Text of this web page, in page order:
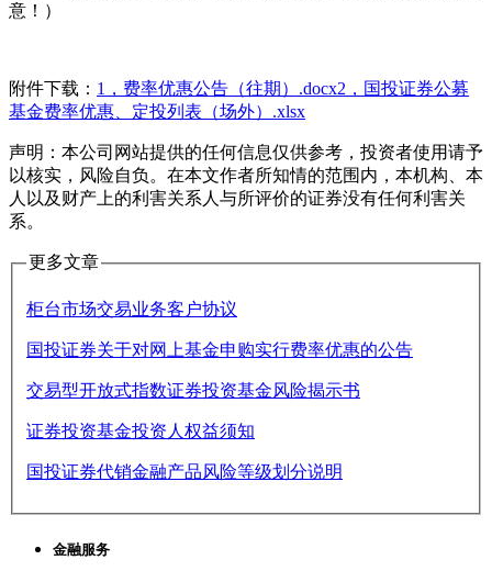
意！）
附件下载： 1，费率优惠公告（往期）.docx2，国投证券公募
基金费率优惠、定投列表（场外）.xlsx
声明：本公司网站提供的任何信息仅供参考，投资者使用请予
以核实，风险自负。在本文作者所知情的范围内，本机构、本
人以及财产上的利害关系人与所评价的证券没有任何利害关
系。
更多文章
柜台市场交易业务客户协议
国投证券关于对网上基金申购实行费率优惠的公告
交易型开放式指数证券投资基金风险揭示书
证券投资基金投资人权益须知
国投证券代销金融产品风险等级划分说明
金融服务